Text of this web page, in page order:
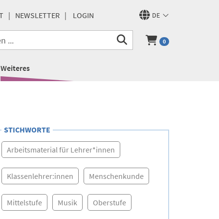
DE
NEWSLETTER LOGIN
0
Weiteres
STICHWORTE
Arbeitsmaterial für Lehrer*innen
Klassenlehrer:innen Menschenkunde
Mittelstufe Musik Oberstufe